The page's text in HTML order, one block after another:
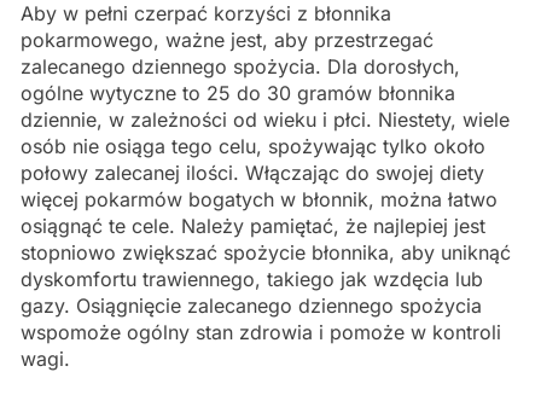
Aby w pełni czerpać korzyści z błonnika
pokarmowego, ważne jest, aby przestrzegać
zalecanego dziennego spożycia. Dla dorosłych,
ogólne wytyczne to 25 do 30 gramów błonnika
dziennie, w zależności od wieku i płci. Niestety, wiele
osób nie osiąga tego celu, spożywając tylko około
połowy zalecanej ilości. Włączając do swojej diety
więcej pokarmów bogatych w błonnik, można łatwo
osiągnąć te cele. Należy pamiętać, że najlepiej jest
stopniowo zwiększać spożycie błonnika, aby uniknąć
dyskomfortu trawiennego, takiego jak wzdęcia lub
gazy. Osiągnięcie zalecanego dziennego spożycia
wspomoże ogólny stan zdrowia i pomoże w kontroli
wagi.